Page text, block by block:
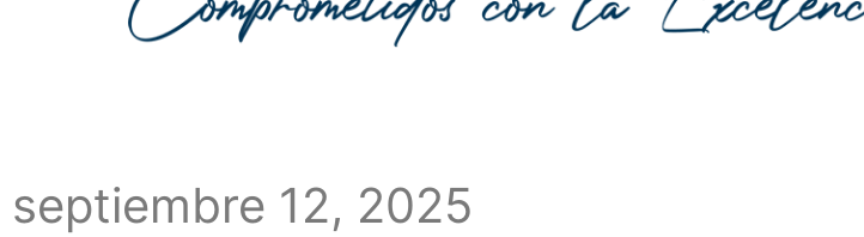
septiembre 12, 2025